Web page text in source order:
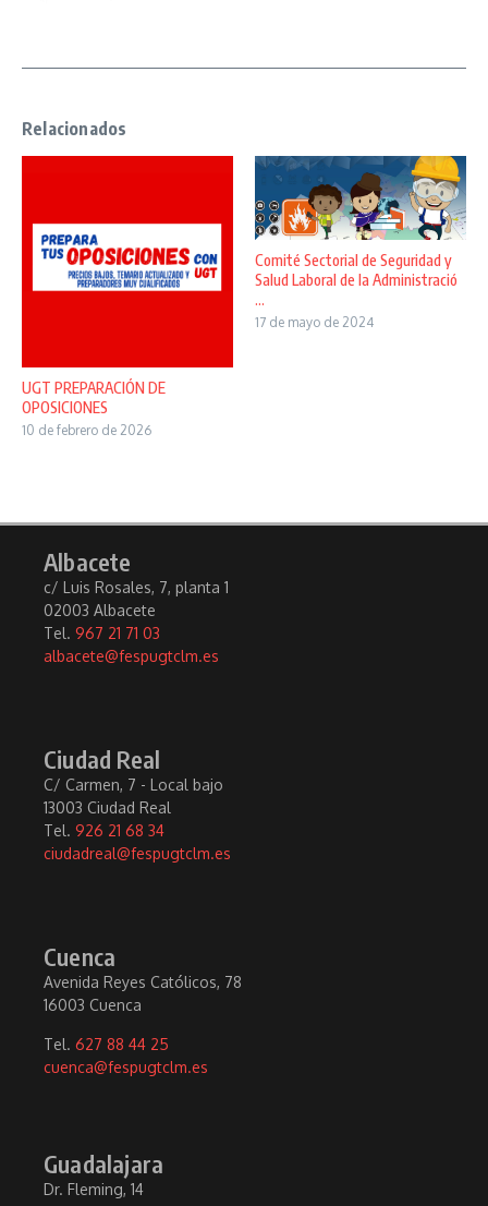
Relacionados
UGT PREPARACIÓN DE
OPOSICIONES
10 de febrero de 2026
Comité Sectorial de Seguridad y
Salud Laboral de la Administració
...
17 de mayo de 2024
Albacete
c/ Luis Rosales, 7, planta 1
02003 Albacete
Tel. 967 21 71 03
albacete@fespugtclm.es
Ciudad Real
C/ Carmen, 7 - Local bajo
13003 Ciudad Real
Tel. 926 21 68 34
ciudadreal@fespugtclm.es
Cuenca
Avenida Reyes Católicos, 78
16003 Cuenca
Tel. 627 88 44 25
cuenca@fespugtclm.es
Guadalajara
Dr. Fleming, 14